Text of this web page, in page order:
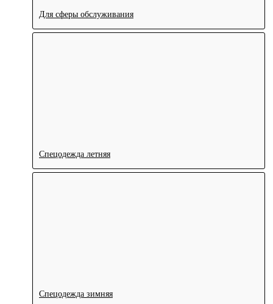
Для сферы обслуживания
Спецодежда летняя
Спецодежда зимняя